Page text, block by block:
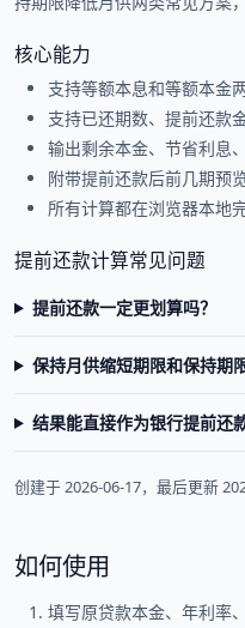
核心能力
支持等额本息和等额本金
支持已还期数、提前还款
输出剩余本金、节省利息
附带提前还款后前几期预
所有计算都在浏览器本地完
提前还款计算常见问题
提前还款一定更划算吗？
保持月供缩短期限和保持期
结果能直接作为银行提前还
创建于 2026-06-17，最后更新
如何使用
填写原贷款本金、年利率